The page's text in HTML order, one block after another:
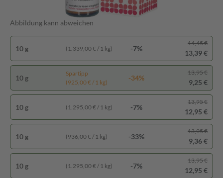
Abbildung kann abweichen
10 g (1.339,00 € / 1 kg) -7%
14,45 €
13,39 €
10 g
Spartipp
(925,00 € / 1 kg)
-34%
13,95 €
9,25 €
10 g (1.295,00 € / 1 kg) -7%
13,95 €
12,95 €
10 g (936,00 € / 1 kg) -33%
13,95 €
9,36 €
10 g (1.295,00 € / 1 kg) -7%
13,95 €
12,95 €